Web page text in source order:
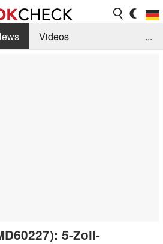
Videos
...
5-Zoll-